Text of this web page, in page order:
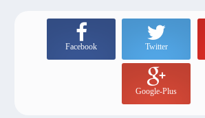
Twitter
Facebook
Google-Plus